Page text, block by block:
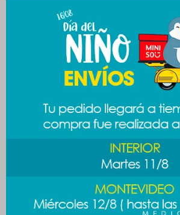
CAMBIOS Y DEVOLUCIONES
MEDIOS DE PAGO
Productos que te pueden